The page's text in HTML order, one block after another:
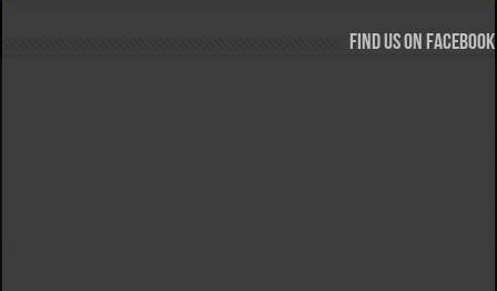
Find us on Facebook